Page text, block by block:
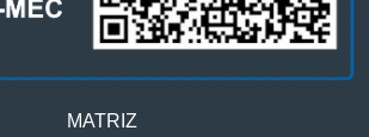
MATRIZ